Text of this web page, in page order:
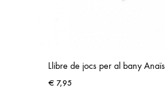
Llibre de jocs per al bany Anaïs
€ 7,95